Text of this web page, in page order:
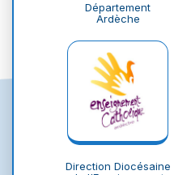
Département
Ardèche
Direction Diocésaine